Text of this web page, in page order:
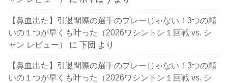
【鼻血出た】引退間際の選手のプレーじゃない！3つの願
いの１つが早くも叶った（2026ワシントン１回戦 vs. シ
ャン レビュー）
に下団 より
【鼻血出た】引退間際の選手のプレーじゃない！3つの願
いの１つが早くも叶った（2026ワシントン１回戦 vs. シ